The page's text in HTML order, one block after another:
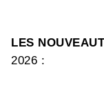
LES
2026 :